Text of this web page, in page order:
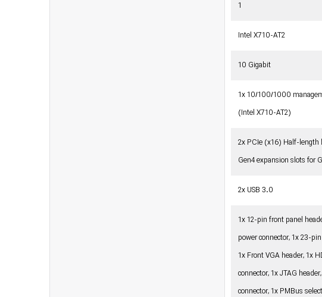
1
Intel X710-AT2
10 Gigabit
1x 10/100/1000
(Intel X710-AT2)
2x PCIe (x16) Half-length
Gen4 expansion slots for
2x USB 3.0
1x 12-pin front panel
power connector, 1x 23-
1x Front VGA header, 1x
connector, 1x JTAG
connector, 1x PMBus